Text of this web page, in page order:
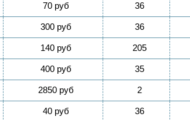
70 руб 36
300 руб 36
140 руб 205
400 руб 35
2850 руб 2
40 руб 36